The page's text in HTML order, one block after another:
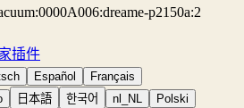
p2150a:2
插件
Español
Français
日本語 한국어 nl_NL
Polski